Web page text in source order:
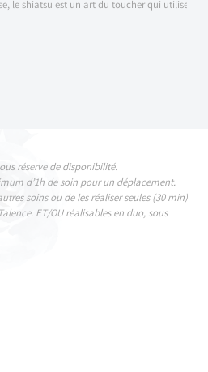
le shiatsu est un art du toucher qui utilise
réserve de disponibilité.
d’1h de soin pour un déplacement.
soins ou de les réaliser seules (30 min)
ET/OU réalisables en duo, sous